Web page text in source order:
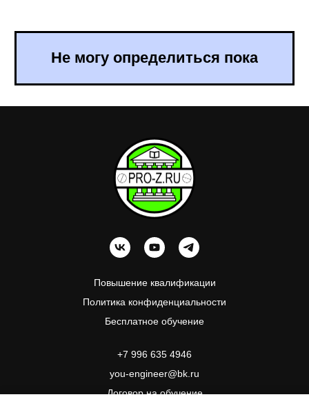
Не могу определиться пока
Повышение квалификации
Политика конфиденциальности
Бесплатное обучение
+7 996 635 4946
you-engineer@bk.ru
Договор на обучение